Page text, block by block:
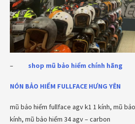
– shop mũ bảo hiểm chính hãng
NÓN BẢO HIỂM FULLFACE HƯNG YÊN
mũ bảo hiểm fullface agv k1 1 kính, mũ
kính, mũ bảo hiểm 34 agv – carbon